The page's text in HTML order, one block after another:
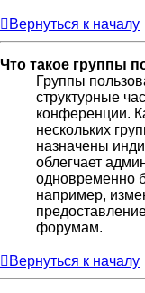
Вернуться к началу
Что такое группы
Группы
структурные
конференции.
нескольких
назначены
облегчает
одновременно
например,
форумам.
Вернуться к началу